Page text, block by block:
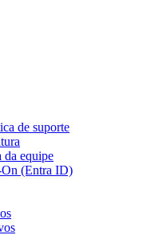
de suporte
da equipe
(Entra ID)